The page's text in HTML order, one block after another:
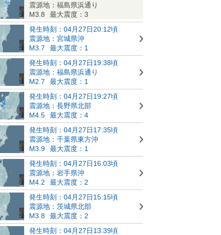
震源地：福島県浜通り
M3.8
最大震度：3
発生時刻：04月27日20:12頃
震源地：宮城県沖
M3.7
最大震度：1
発生時刻：04月27日19:38頃
震源地：福島県浜通り
M2.7
最大震度：1
発生時刻：04月27日19:27頃
震源地：長野県北部
M4.5
最大震度：4
発生時刻：04月27日17:35頃
震源地：千葉県東方沖
M3.9
最大震度：1
発生時刻：04月27日16:03頃
震源地：岩手県沖
M4.2
最大震度：2
発生時刻：04月27日15:15頃
震源地：茨城県北部
M3.8
最大震度：2
発生時刻：04月27日13:39頃